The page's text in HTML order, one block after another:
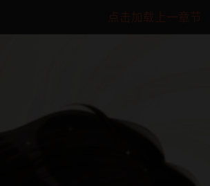
点击加载上一章节